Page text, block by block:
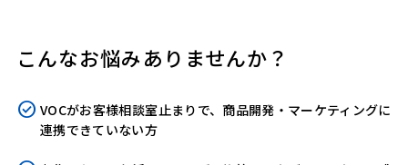
こんなお悩みありませんか？
VOCがお客様相談室止まりで、商品開発・マーケティングに
連携できていない方